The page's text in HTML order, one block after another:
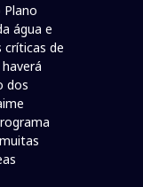
água e
críticas de
dos